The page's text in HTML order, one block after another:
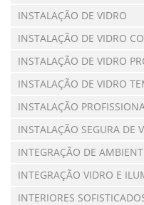
INSTALAÇÃO DE VIDRO
INSTALAÇÃO DE VIDRO
INSTALAÇÃO DE VIDRO
INSTALAÇÃO DE VIDRO
INSTALAÇÃO
INSTALAÇÃO SEGURA DE
INTEGRAÇÃO DE
INTEGRAÇÃO VIDRO E
INTERIORES